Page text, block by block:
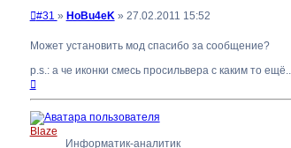
Непрочитанное
#31 » HoBu4eK » 27.02.2011 15:52
Может установить мод спасибо за сообщение?
p.s.: а че иконки смесь просильвера с каким то
Вернуться
к
Blaze
Информатик-аналитик